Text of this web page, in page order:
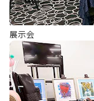
展示会